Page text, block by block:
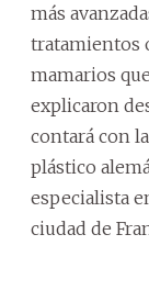
más
tratamientos
mamarios
explicaron
contará con
plástico
especialista
ciudad de